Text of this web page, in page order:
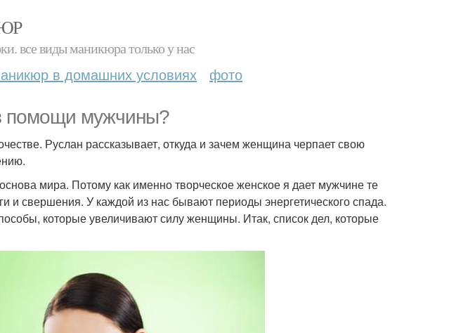
все виды маникюра только у нас
в домашних условиях фото
помощи мужчины?
Руслан рассказывает, откуда и зачем женщина черпает свою
мира. Потому как именно творческое женское я дает мужчине те
и свершения. У каждой из нас бывают периоды энергетического спада.
которые увеличивают силу женщины. Итак, список дел, которые